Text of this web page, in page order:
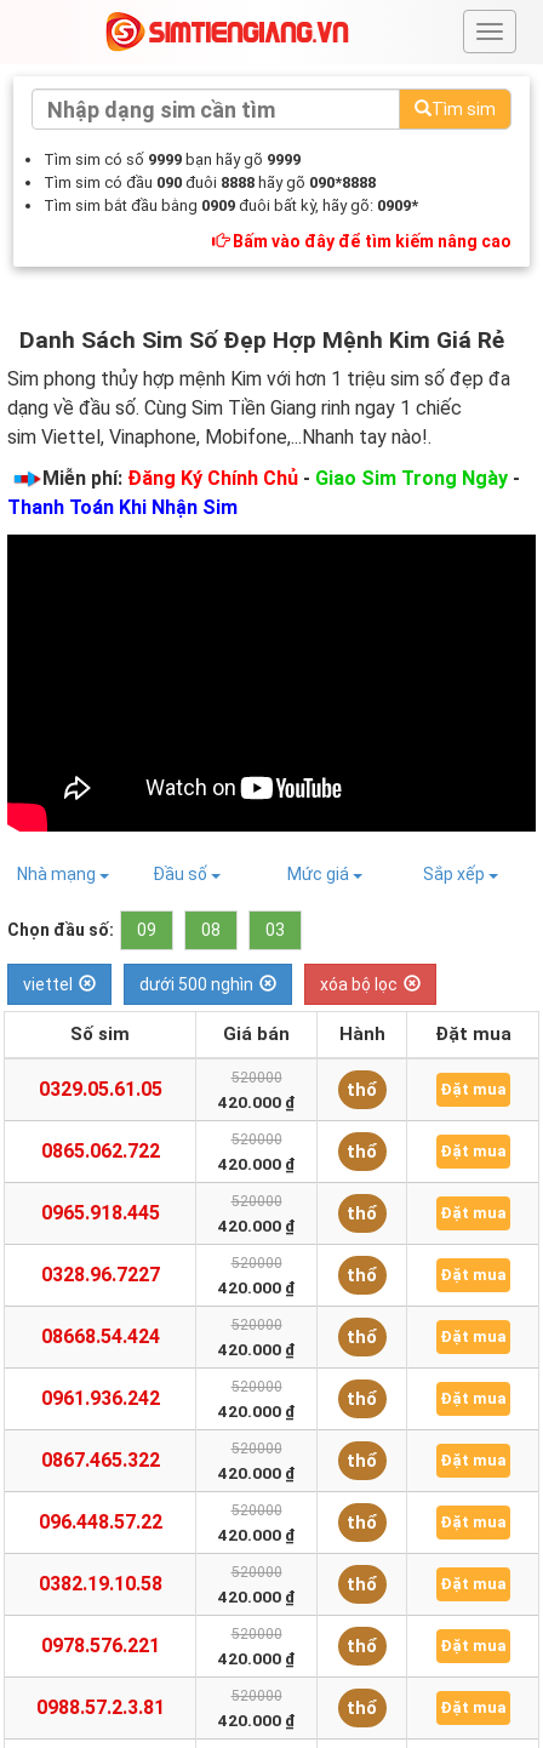
#
Tìm sim
Tìm sim có số 9999 bạn hãy gõ 9999
Tìm sim có đầu 090 đuôi 8888 hãy gõ 090*8888
Tìm sim bắt đầu bằng 0909 đuôi bất kỳ, hãy gõ: 0909*
Bấm vào đây để tìm kiếm nâng cao
Danh Sách Sim Số Đẹp Hợp Mệnh Kim Giá Rẻ
Sim phong thủy hợp mệnh Kim với hơn 1 triệu sim số đẹp đa
dạng về đầu số. Cùng Sim Tiền Giang rinh ngay 1 chiếc
sim Viettel, Vinaphone, Mobifone,...Nhanh tay nào!.
Miễn phí: Đăng Ký Chính Chủ - Giao Sim Trong Ngày -
Thanh Toán Khi Nhận Sim
Nhà mạng Đầu số Mức giá Sắp xếp
Chọn đầu số: 09 08 03
viettel dưới 500 nghìn xóa bộ lọc
Số sim Giá bán Hành Đặt mua
0329.05.61.05 520000
420.000 ₫
thổ Đặt mua
0865.062.722 520000
420.000 ₫
thổ Đặt mua
0965.918.445 520000
420.000 ₫
thổ Đặt mua
0328.96.7227 520000
420.000 ₫
thổ Đặt mua
08668.54.424 520000
420.000 ₫
thổ Đặt mua
0961.936.242 520000
420.000 ₫
thổ Đặt mua
0867.465.322 520000
420.000 ₫
thổ Đặt mua
096.448.57.22 520000
420.000 ₫
thổ Đặt mua
0382.19.10.58 520000
420.000 ₫
thổ Đặt mua
0978.576.221 520000
420.000 ₫
thổ Đặt mua
0988.57.2.3.81 520000
420.000 ₫
thổ Đặt mua